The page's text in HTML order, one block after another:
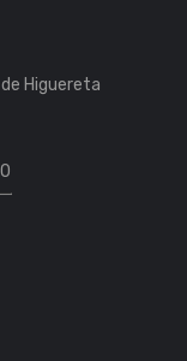
Higuereta